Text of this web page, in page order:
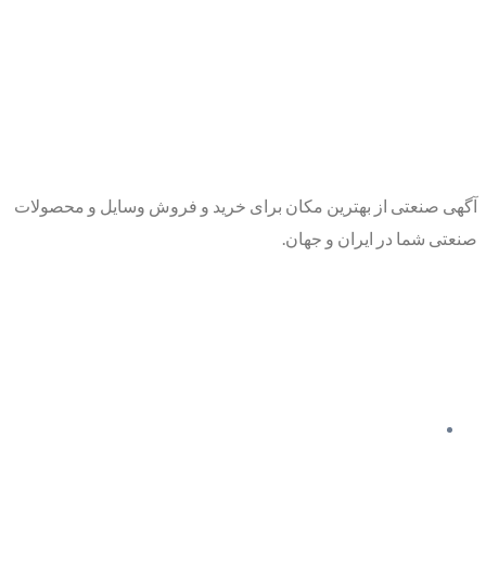
آگهی صنعتی از بهترین مکان برای خرید و فروش وسایل و محصولات
صنعتی شما در ایران و جهان.